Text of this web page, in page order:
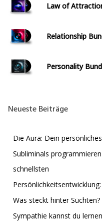
Law of
Relationship
Personality
Neueste Beiträge
Die Aura: Dein
Subliminals
schnellsten
Was steckt hinter Süchten?
Sympathie kannst du